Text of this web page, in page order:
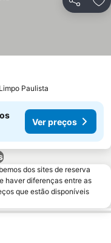
Partilhar
Paulista
Ver preços
dos sites de reserva
haver diferenças entre as
que estão disponíveis